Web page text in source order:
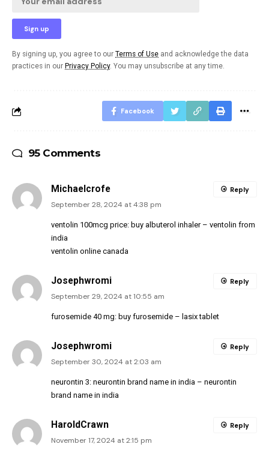
By signing up, you agree to our Terms of Use and acknowledge the data
practices in our Privacy Policy. You may unsubscribe at any time.
Facebook
95 Comments
Michaelcrofe
September 28, 2024 at 4:38 pm
ventolin 100mcg price: buy albuterol inhaler– ventolin from
india
ventolin online canada
Reply
Josephwromi
September 29, 2024 at 10:55 am
furosemide 40 mg: buy furosemide – lasix tablet
Reply
Josephwromi
September 30, 2024 at 2:03 am
neurontin 3: neurontin brand name in india – neurontin
brand name in india
Reply
HaroldCrawn
November 17, 2024 at 2:15 pm
Reply